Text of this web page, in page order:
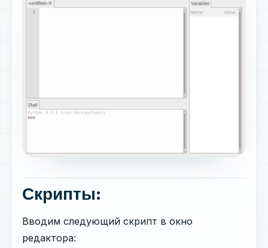
Скрипты:
Вводим следующий скрипт в окно
редактора: